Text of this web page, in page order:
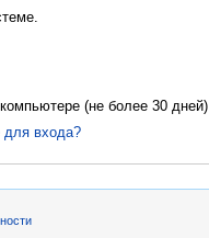
(не более 30 дней)
входа?